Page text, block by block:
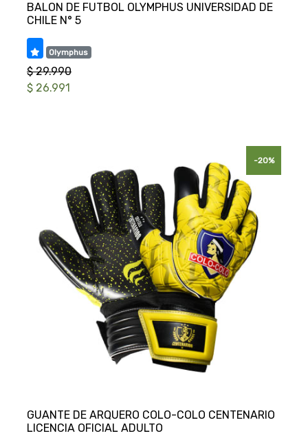
BALON DE FUTBOL OLYMPHUS UNIVERSIDAD DE
Olymphus
$ 29.990
$ 26.991
-20%
GUANTE DE ARQUERO COLO-COLO CENTENARIO